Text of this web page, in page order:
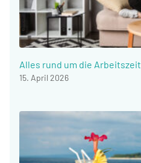
Alles rund um die Arbeitszeit
15. April 2026